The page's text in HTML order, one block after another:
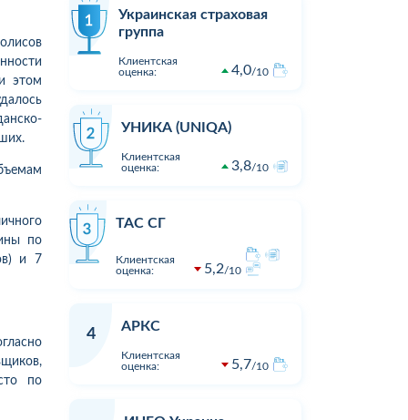
этом
по
и 7
по
Украинская страховая
группа
Клиентская
оценка:
4,0 10
УНИКА (UNIQA)
Клиентская
оценка:
3,8 10
ТАС СГ
Клиентская
оценка:
5,2 10
4
АРКС
Клиентская
оценка:
5,7 10